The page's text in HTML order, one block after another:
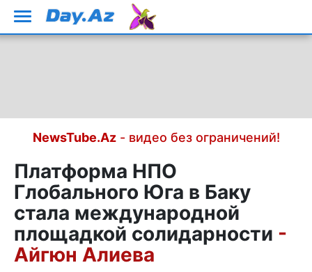
NewsTube.Az- видео без ограничений!
Платформа НПО
Глобального Юга в Баку
стала международной
площадкой солидарности -
Айгюн Алиева